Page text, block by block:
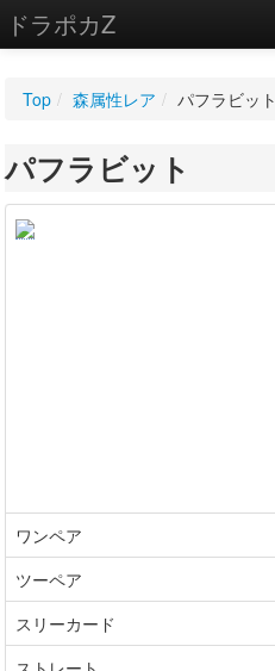
ドラポカZ
WIKI
設定
Top / 森属性レア / パフラビット
パフラビット
ワンペア
ツーペア
スリーカード